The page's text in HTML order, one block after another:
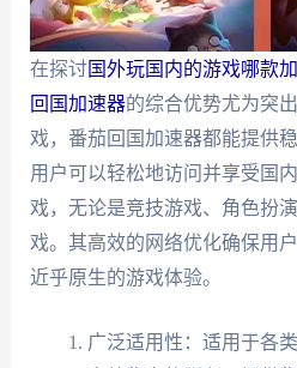
在探讨国外玩国内的游戏哪款
回国加速器的综合优势尤为突
戏，番茄回国加速器都能提供
用户可以轻松地访问并享受国
戏，无论是竞技游戏、角色扮
戏。其高效的网络优化确保用
近乎原生的游戏体验。
广泛适用性：适用于各